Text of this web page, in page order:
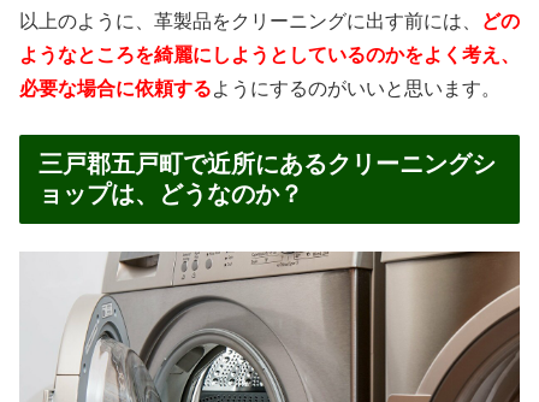
以上のように、革製品をクリーニングに出す前には、
どの
ようなところを綺麗にしようとしているのかをよく考え、
必要な場合に依頼するようにするのがいいと思います。
三戸郡五戸町で近所にあるクリーニングシ
ョップは、どうなのか？